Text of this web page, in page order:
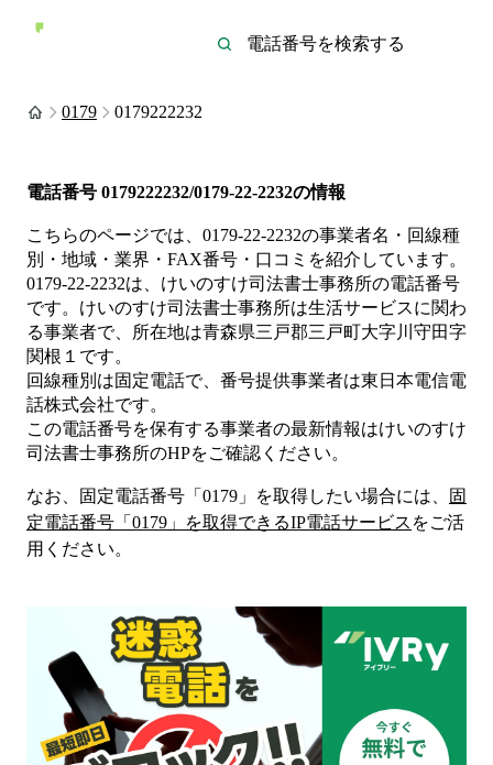
0179 0179222232
電話番号 0179222232/0179-22-2232の情報
こちらのページでは、 0179-22-2232の事業者名・回線種
別・地域・業界・FAX番号・口コミを紹介しています。
0179-22-2232は、 けいのすけ司法書士事務所の電話番号
です。 けいのすけ司法書士事務所は生活サービスに関わ
る事業者で、所在地は青森県三戸郡三戸町大字川守田字
関根１ です。
回線種別は固定電話で、番号提供事業者は東日本電信電
話株式会社です。
この電話番号を保有する事業者の最新情報はけいのすけ
司法書士事務所のHPをご確認ください。
なお、固定電話番号「 0179 」を取得したい場合には、
固
定電話番号「 0179 」を取得できるIP電話サービス をご活
用ください。